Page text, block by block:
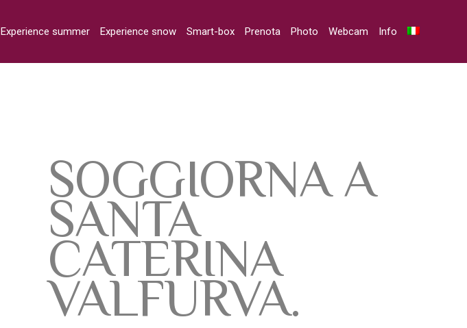
Experience summer Experience snow Smart-box Prenota Photo Webcam Info
SOGGIORNA A
SANTA
CATERINA
VALFURVA.